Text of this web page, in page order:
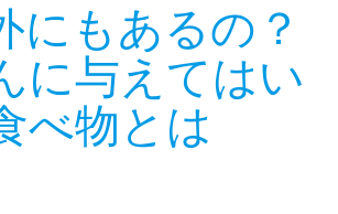
にもあるの？
に与えてはい
べ物とは